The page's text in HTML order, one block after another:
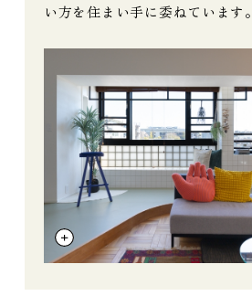
い方を住まい手に委ねています。